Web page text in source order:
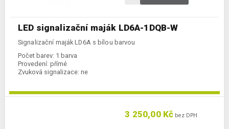
LED signalizační maják LD6A-1DQB-W
Signalizační maják LD6A s bílou barvou
Počet barev: 1 barva
Provedení: přímé
Zvuková signalizace: ne
3 250,00 Kč bez DPH